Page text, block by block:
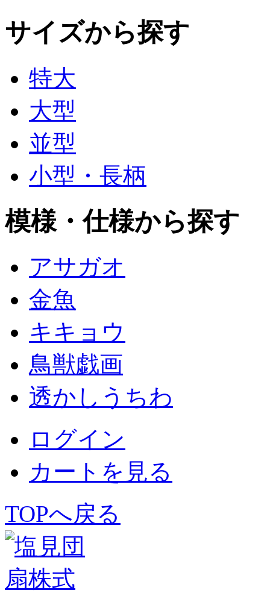
サイズから探す
特大
大型
並型
小型・長柄
模様・仕様から探す
アサガオ
金魚
キキョウ
鳥獣戯画
透かしうちわ
ログイン
カートを見る
TOPへ戻る